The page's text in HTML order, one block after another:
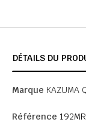
DÉTAILS DU
Marque KAZUMA
Référence